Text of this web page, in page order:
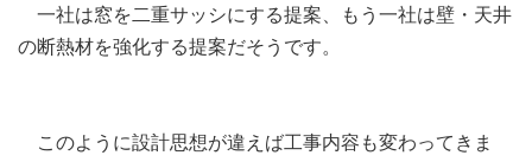
一社は窓を二重サッシにする提案、もう一社は壁・天井
の断熱材を強化する提案だそうです。
このように設計思想が違えば工事内容も変わってきま